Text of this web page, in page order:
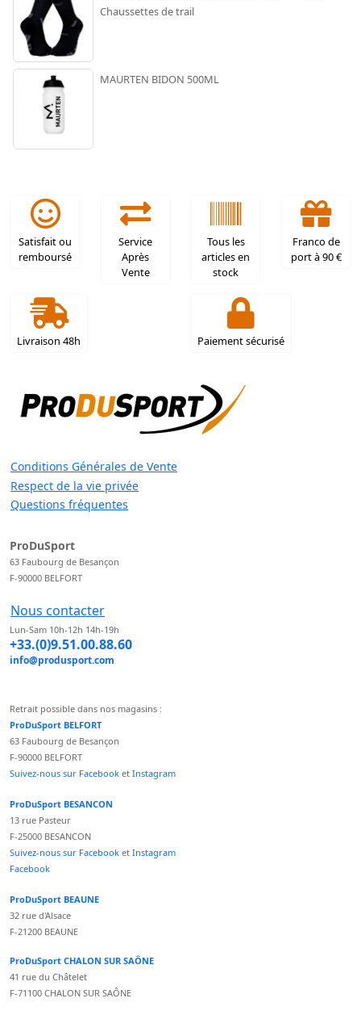
Chaussettes de trail
MAURTEN BIDON 500ML
Satisfait ou
remboursé
Service
Après
Vente
Tous les
articles en
stock
Franco de
port à 90 €
Livraison 48h Paiement sécurisé
Conditions Générales de Vente
Respect de la vie privée
Questions fréquentes
ProDuSport
63 Faubourg de Besançon
F-90000 BELFORT
Nous contacter
Lun-Sam 10h-12h 14h-19h
+33.(0)9.51.00.88.60
info@produsport.com
Retrait possible dans nos magasins :
ProDuSport BELFORT
63 Faubourg de Besançon
F-90000 BELFORT
Suivez-nous sur Facebook et Instagram
ProDuSport BESANCON
13 rue Pasteur
F-25000 BESANCON
Suivez-nous sur Facebook et Instagram
Facebook
ProDuSport BEAUNE
32 rue d'Alsace
F-21200 BEAUNE
ProDuSport CHALON SUR SAÔNE
41 rue du Châtelet
F-71100 CHALON SUR SAÔNE